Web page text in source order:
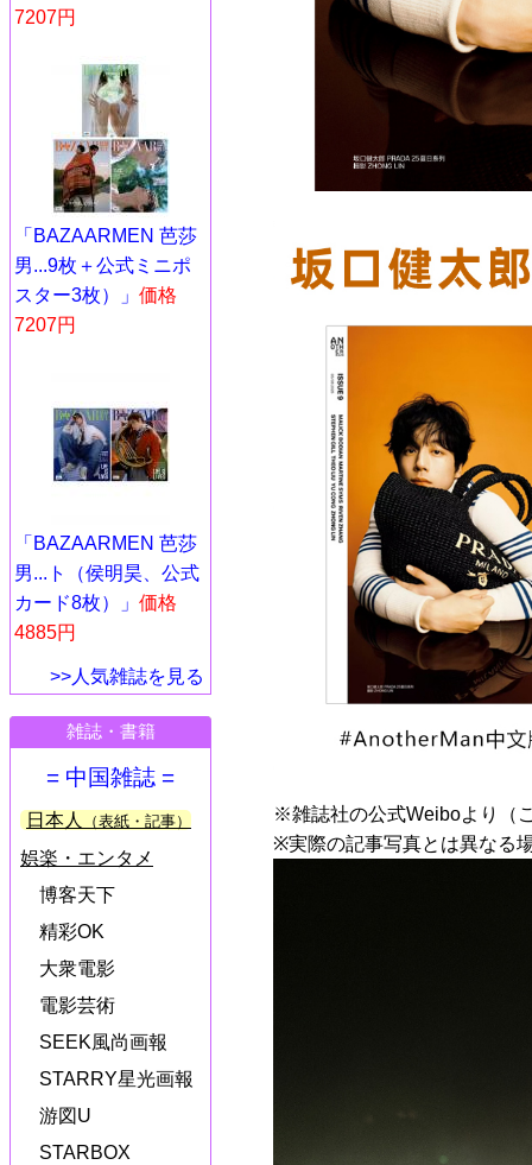
7207円
「BAZAARMEN 芭莎
男...9枚＋公式ミニポ
スター3枚）」 価格
7207円
「BAZAARMEN 芭莎
男...ト（侯明昊、公式
カード8枚）」 価格
4885円
>>人気雑誌を見る
雑誌・書籍
= 中国雑誌 =
日本人 （表紙・記事）
娯楽・エンタメ
博客天下
精彩OK
大衆電影
電影芸術
SEEK風尚画報
STARRY星光画報
游図U
STARBOX
※雑誌社の公式Weiboより（
※実際の記事写真とは異なる